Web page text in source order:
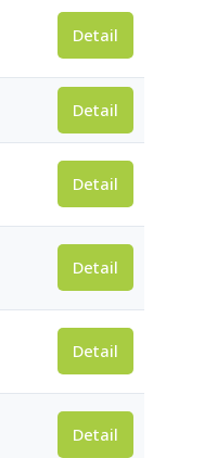
Detail
Detail
Detail
Detail
Detail
Detail